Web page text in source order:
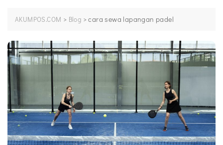
AKUMPOS.COM > Blog >cara sewa lapangan padel